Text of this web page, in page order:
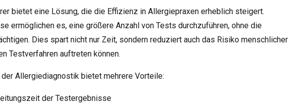
bietet eine Lösung, die die Effizienz in Allergiepraxen erheblich steigert.
ermöglichen es, eine größere Anzahl von Tests durchzuführen, ohne die
Dies spart nicht nur Zeit, sondern reduziert auch das Risiko menschlicher
Testverfahren auftreten können.
Allergiediagnostik bietet mehrere Vorteile:
der Testergebnisse